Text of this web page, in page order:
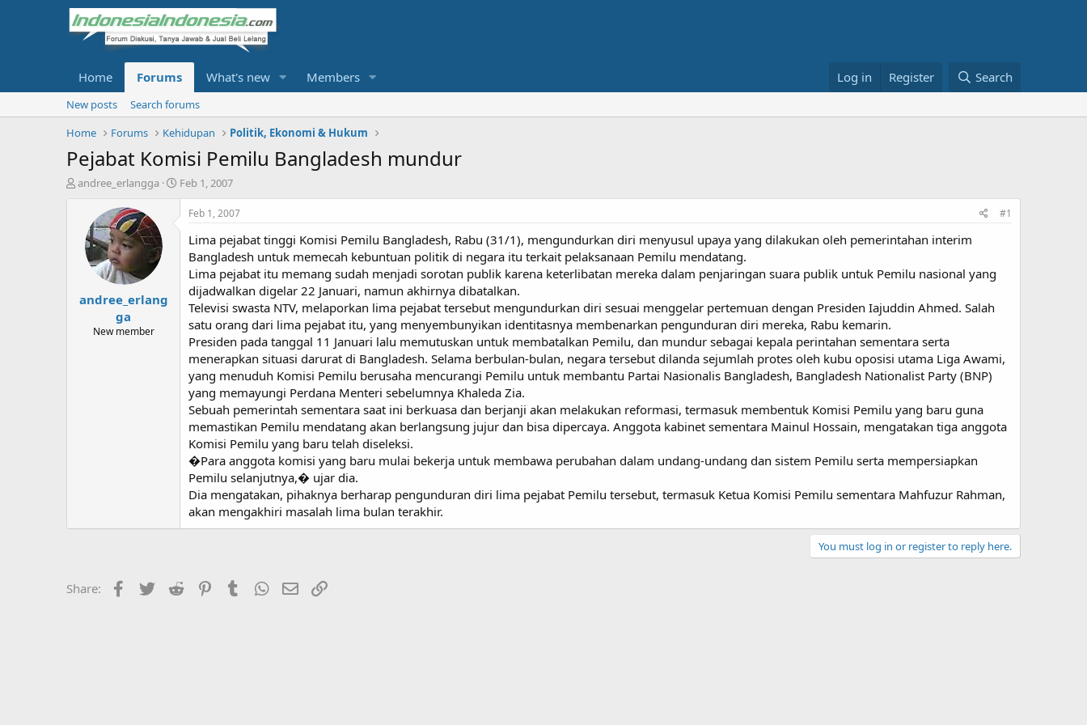
Home Forums What's new Members Log in Register Search
New posts
Search forums
Home
Forums Kehidupan Politik, Ekonomi & Hukum
Pejabat Komisi Pemilu Bangladesh mundur
T
a
andree_erlangga
S
t
Feb 1, 2007
andree_erlang
ga
New member
Feb 1, 2007 #1
Lima pejabat tinggi Komisi Pemilu Bangladesh, Rabu (31/1), mengundurkan diri menyusul upaya yang dilakukan oleh pemerintahan interim
Bangladesh untuk memecah kebuntuan politik di negara itu terkait pelaksanaan Pemilu mendatang.
Lima pejabat itu memang sudah menjadi sorotan publik karena keterlibatan mereka dalam penjaringan suara publik untuk Pemilu nasional yang
dijadwalkan digelar 22 Januari, namun akhirnya dibatalkan.
Televisi swasta NTV, melaporkan lima pejabat tersebut mengundurkan diri sesuai menggelar pertemuan dengan Presiden Iajuddin Ahmed. Salah
satu orang dari lima pejabat itu, yang menyembunyikan identitasnya membenarkan pengunduran diri mereka, Rabu kemarin.
Presiden pada tanggal 11 Januari lalu memutuskan untuk membatalkan Pemilu, dan mundur sebagai kepala perintahan sementara serta
menerapkan situasi darurat di Bangladesh. Selama berbulan-bulan, negara tersebut dilanda sejumlah protes oleh kubu oposisi utama Liga Awami,
yang menuduh Komisi Pemilu berusaha mencurangi Pemilu untuk membantu Partai Nasionalis Bangladesh, Bangladesh Nationalist Party (BNP)
yang memayungi Perdana Menteri sebelumnya Khaleda Zia.
Sebuah pemerintah sementara saat ini berkuasa dan berjanji akan melakukan reformasi, termasuk membentuk Komisi Pemilu yang baru guna
memastikan Pemilu mendatang akan berlangsung jujur dan bisa dipercaya. Anggota kabinet sementara Mainul Hossain, mengatakan tiga anggota
Komisi Pemilu yang baru telah diseleksi.
�Para anggota komisi yang baru mulai bekerja untuk membawa perubahan dalam undang-undang dan sistem Pemilu serta mempersiapkan
Pemilu selanjutnya,� ujar dia.
Dia mengatakan, pihaknya berharap pengunduran diri lima pejabat Pemilu tersebut, termasuk Ketua Komisi Pemilu sementara Mahfuzur Rahman,
akan mengakhiri masalah lima bulan terakhir.
You must log in or register to reply here.
Share: Facebook
Twitter Reddit PinterestTumblrWhatsApp
Email